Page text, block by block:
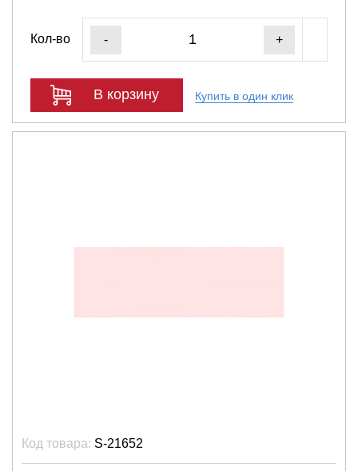
Кол-во - +
В корзину Купить в один клик
Код товара: S-21652